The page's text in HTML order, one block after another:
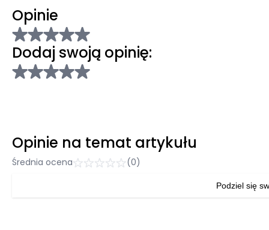
Opinie
Dodaj swoją opinię:
Opinie na temat artykułu
Średnia ocena (0)
Podziel się